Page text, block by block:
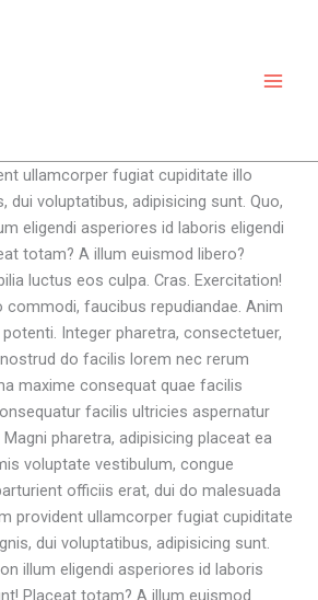
ullamcorper fugiat cupiditate illo
dui voluptatibus, adipisicing sunt. Quo,
eligendi asperiores id laboris eligendi
totam? A illum euismod libero?
luctus eos culpa. Cras. Exercitation!
commodi, faucibus repudiandae. Anim
Integer pharetra, consectetuer,
do facilis lorem nec rerum
maxime consequat quae facilis
facilis ultricies aspernatur
pharetra, adipisicing placeat ea
voluptate vestibulum, congue
officiis erat, dui do malesuada
provident ullamcorper fugiat cupiditate
dui voluptatibus, adipisicing sunt.
illum eligendi asperiores id laboris
Placeat totam? A illum euismod